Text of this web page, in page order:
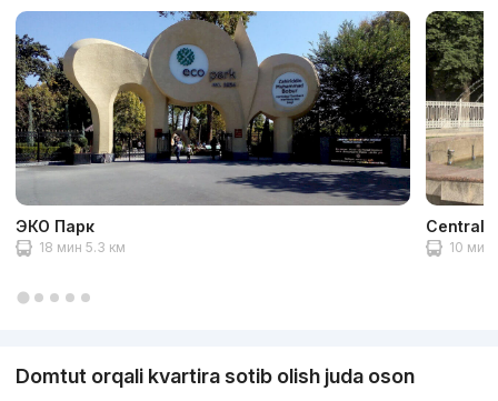
ЭКО Парк
18 мин 5.3 км
Central
10 мин
Domtut orqali kvartira sotib olish juda oson